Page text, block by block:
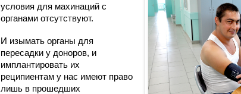
условия для махинаций с
органами отсутствуют.
И изымать органы для
пересадки у доноров, и
имплантировать их
реципиентам у нас имеют право
лишь в прошедших